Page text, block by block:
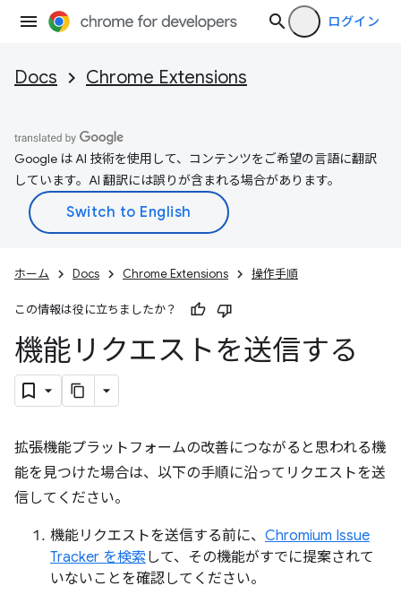
ログイン
Docs Chrome Extensions
Google は AI 技術を使用して、コンテンツをご希望の言語に翻訳
しています。AI 翻訳には誤りが含まれる場合があります。
ホーム Docs Chrome Extensions 操作手順
この情報は役に立ちましたか？
機能リクエストを送信する
拡張機能プラットフォームの改善につながると思われる機
能を見つけた場合は、以下の手順に沿ってリクエストを送
信してください。
機能リクエストを送信する前に、 Chromium Issue
Tracker を検索 して、その機能がすでに提案されて
いないことを確認してください。